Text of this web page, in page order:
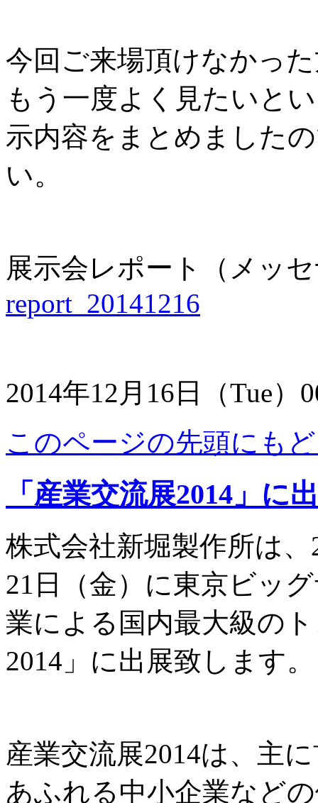
今回ご来場頂けなかっ
もう一度よく見たいと
示内容をまとめました
い。
展示会レポート（メッ
report_20141216
2014年12月16日（Tue）
このページの先頭にも
「産業交流展2014」に
株式会社新堀製作所は
21日（金）に東京ビッ
業による国内最大級の
2014」に出展致します。
産業交流展2014は、主
あふれる中小企業など